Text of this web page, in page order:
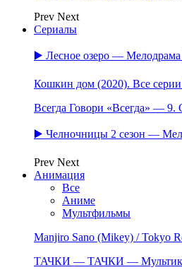
Prev Next
Сериалы
▶️ Лесное озеро —
Кошкин дом (2020). Все
Всегда Говори «Всегда» —
▶️ Челночницы 2 сезон —
Prev Next
Анимация
Все
Аниме
Мультфильмы
Manjiro Sano (Mikey) / Tokyo
ТАЧКИ — ТАЧКИ —